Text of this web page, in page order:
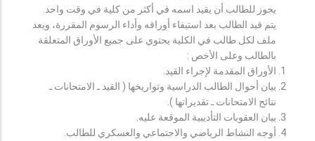
يجوز للطالب أن يقيد اسمه في أكثر من كلية في وقت واحد.
يتم قيد الطالب بعد استيفاء أوراقه وأداء الرسوم المقررة، ويعد
ملف لكل طالب في الكلية يحتوي على جميع الأوراق المتعلقة
بالطالب وعلى الأخص :
الأوراق المقدمة لإجراء القيد.
بيان أحوال الطالب الدراسية وتواريخها ( القيد ـ الامتحانات ـ
نتائح الامتحانات ـ تقديراتها ).
بيان العقوبات التأديبية الموقعة عليه.
أوجه النشاط الرياضي والاجتماعي والعسكري للطالب.